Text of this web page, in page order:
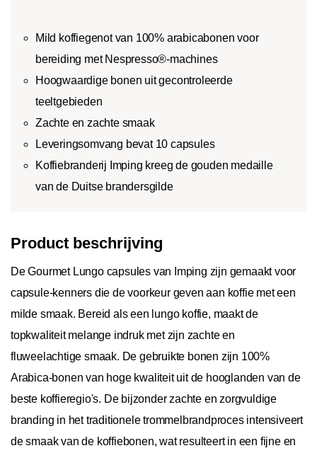
Mild koffiegenot van 100% arabicabonen voor
bereiding met Nespresso®-machines
Hoogwaardige bonen uit gecontroleerde
teeltgebieden
Zachte en zachte smaak
Leveringsomvang bevat 10 capsules
Koffiebranderij Imping kreeg de gouden medaille
van de Duitse brandersgilde
Product beschrijving
De Gourmet Lungo capsules van Imping zijn gemaakt voor
capsule-kenners die de voorkeur geven aan koffie met een
milde smaak. Bereid als een lungo koffie, maakt de
topkwaliteit melange indruk met zijn zachte en
fluweelachtige smaak. De gebruikte bonen zijn 100%
Arabica-bonen van hoge kwaliteit uit de hooglanden van de
beste koffieregio's. De bijzonder zachte en zorgvuldige
branding in het traditionele trommelbrandproces intensiveert
de smaak van de koffiebonen, wat resulteert in een fijne en